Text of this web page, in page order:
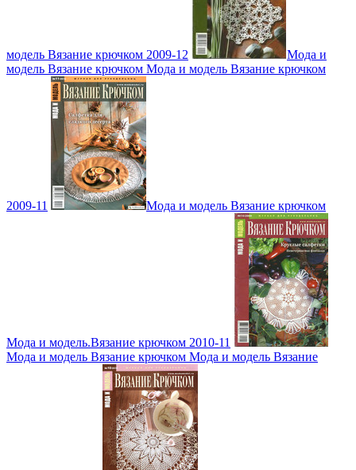
модель Вязание крючком 2009-12
Мода и
модель Вязание крючком Мода и модель Вязание крючком
2009-11 Мода и модель Вязание крючком
Мода и модель.Вязание крючком 2010-11
Мода и модель Вязание крючком Мода и модель Вязание